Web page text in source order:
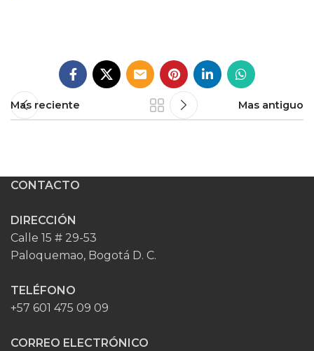
Mas reciente Mas antiguo
CONTACTO
DIRECCIÓN
Calle 15 # 29-53
Paloquemao, Bogotá D. C.
TELÉFONO
+57 601 475 09 09
CORREO ELECTRÓNICO